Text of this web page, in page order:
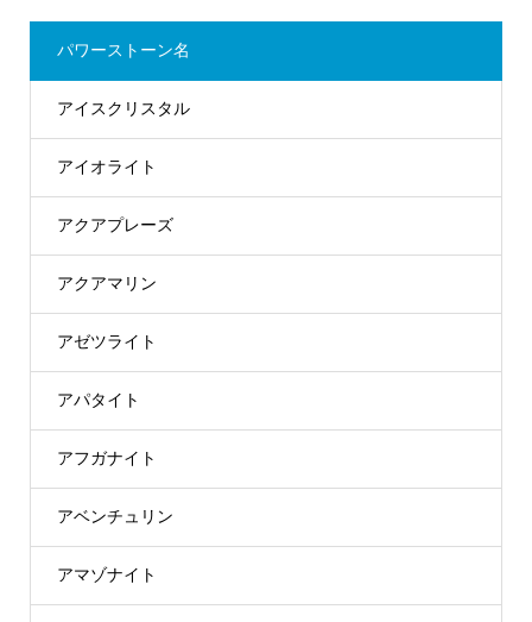
パワーストーン名
アイスクリスタル
アイオライト
アクアプレーズ
アクアマリン
アゼツライト
アパタイト
アフガナイト
アベンチュリン
アマゾナイト